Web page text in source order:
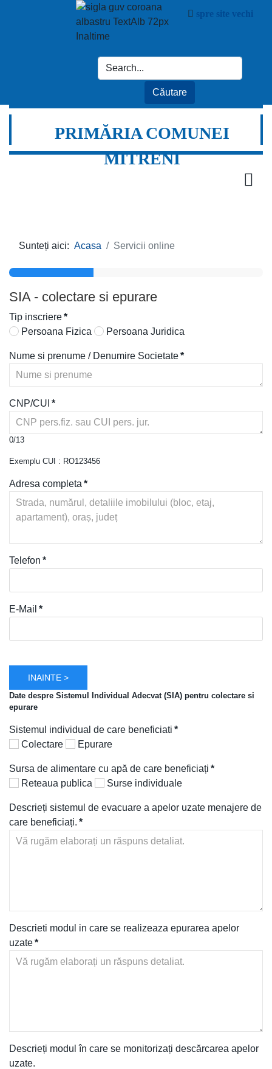
spre site vechi
PRIMĂRIA COMUNEI
MITRENI
Sunteți aici: Acasa Servicii online
SIA - colectare si epurare
Tip inscriere*
Persoana Fizica
Persoana Juridica
Nume si prenume / Denumire Societate*
CNP/CUI *
0/13
Exemplu CUI : RO123456
Adresa completa *
Telefon *
E-Mail *
INAINTE >
Date despre Sistemul Individual Adecvat (SIA) pentru colectare si
epurare
Sistemul individual de care beneficiati *
Colectare
Epurare
Sursa de alimentare cu apă de care beneficiați *
Reteaua publica
Surse individuale
Descrieți sistemul de evacuare a apelor uzate menajere de
care beneficiați. *
Descrieti modul in care se realizeaza epurarea apelor
uzate*
Descrieți modul în care se monitorizați descărcarea apelor
uzate.